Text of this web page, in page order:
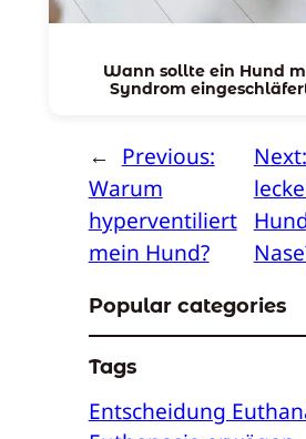
Wann sollte ein Hund
Syndrom
← Previous:
Warum
hyperventiliert
mein Hund?
Next:
Popular categories
Tags
Entscheidung